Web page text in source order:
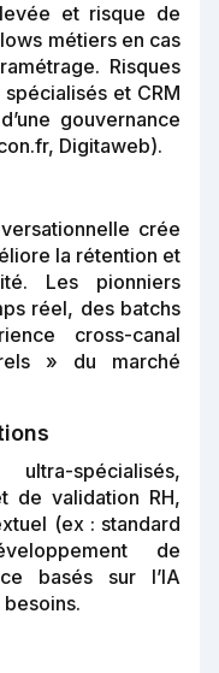
et risque de
métiers en cas
Risques
et CRM
gouvernance
Digitaweb).
crée
la rétention et
Les pionniers
réel, des batchs
cross-canal
» du marché
spécialisés,
de validation RH,
(ex : standard
de
basés sur l’IA